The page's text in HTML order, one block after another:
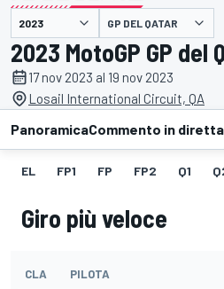
presentato da GP DEL QATAR
2023 MotoGP GP del
17 nov 2023 al 19 nov 2023
Losail International Circuit, QA
PanoramicaCommento in diretta
EL FP1 FP FP2 Q1
Giro più veloce
CLA PILOTA